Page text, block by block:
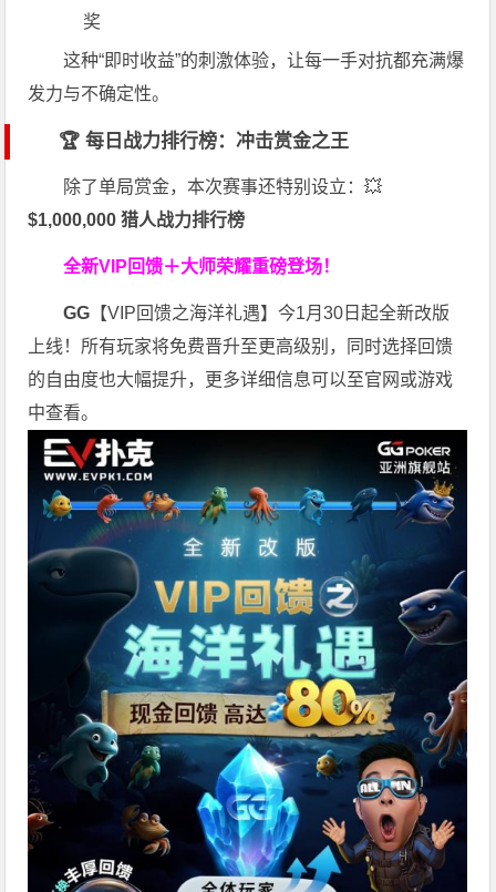
奖
这种“即时收益”的刺激体验，让每一手对抗都充满爆
发力与不确定性。
🏆 每日战力排行榜：冲击赏金之王
除了单局赏金，本次赛事还特别设立：💥
$1,000,000 猎人战力排行榜
全新VIP回馈＋大师荣耀重磅登场！
GG 【VIP回馈之海洋礼遇】今1月30日起全新改版
上线！所有玩家将免费晋升至更高级别，同时选择回馈
的自由度也大幅提升，更多详细信息可以至官网或游戏
中查看。